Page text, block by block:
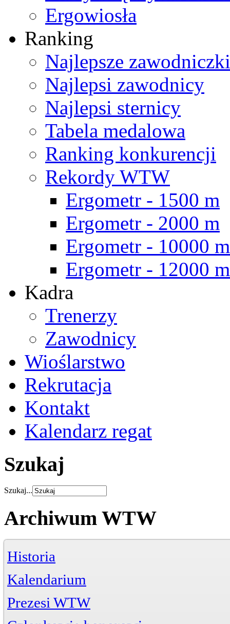
Ergowiosła
Ranking
Najlepsze zawodniczki
Najlepsi zawodnicy
Najlepsi sternicy
Tabela medalowa
Ranking konkurencji
Rekordy WTW
Ergometr - 1500 m
Ergometr - 2000 m
Ergometr - 10000 m
Ergometr - 12000 m
Kadra
Trenerzy
Zawodnicy
Wioślarstwo
Rekrutacja
Kontakt
Kalendarz regat
Szukaj
Szukaj...
Archiwum WTW
Historia
Kalendarium
Prezesi WTW